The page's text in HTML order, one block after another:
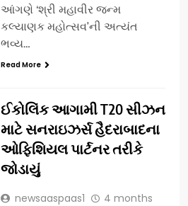
આંગણે ‘શ્રી મહાવીર જન્મ
કલ્યાણક મહોત્સવ’ની અત્યંત
ભવ્ય…
Read More
ઈકોલિંક આગામી T20 સીઝન
માટે સનરાઇઝર્સ હૈદરાબાદના
ઓફિશિયલ પાર્ટનર તરીકે
જોડાયું
newsaaspaas1
4 months